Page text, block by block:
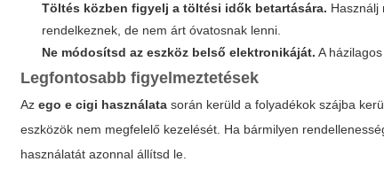
Töltés közben figyelj a töltési idők betartására. Használj
rendelkeznek, de nem árt óvatosnak lenni.
Ne módosítsd az eszköz belső elektronikáját. A
Legfontosabb figyelmeztetések
Azego e cigi használata során kerüld a folyadékok szájba
eszközök nem megfelelő kezelését. Ha bármilyen
használatát azonnal állítsd le.